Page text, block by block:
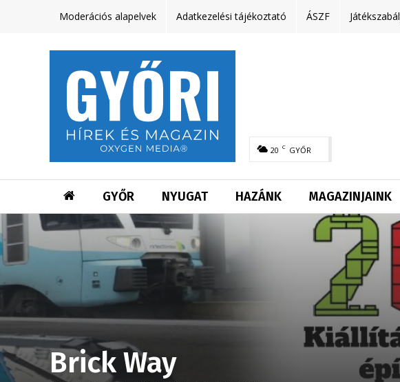
Moderációs alapelvek Adatkezelési tájékoztató ÁSZF
20 C GYŐR
GYŐR NYUGAT HAZÁNK MAGAZINJAINK
Brick Way